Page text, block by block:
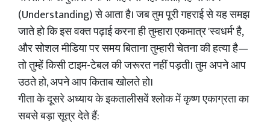
(Understanding) से आता है। जब तुम पूरी गहराई से यह समझ
जाते हो कि इस वक्त पढ़ाई करना ही तुम्हारा एकमात्र 'स्वधर्म' है,
और सोशल मीडिया पर समय बिताना तुम्हारी चेतना की हत्या है—
तो तुम्हें किसी टाइम-टेबल की जरूरत नहीं पड़ती। तुम अपने आप
उठते हो, अपने आप किताब खोलते हो।
गीता के दूसरे अध्याय के इकतालीसवें श्लोक में कृष्ण एकाग्रता का
सबसे बड़ा सूत्र देते हैं: